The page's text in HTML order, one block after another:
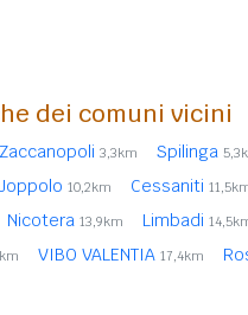
dei comuni vicini
Zaccanopoli 3,3km Spilinga
Joppolo 10,2km Cessaniti
Nicotera 13,9km Limbadi
VIBO VALENTIA 17,4km